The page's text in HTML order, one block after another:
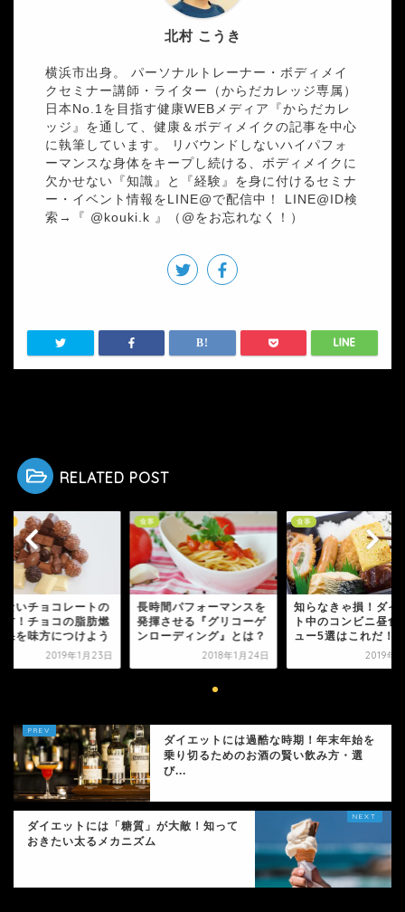
北村 こうき
横浜市出身。 パーソナルトレーナー・ボディメイ
クセミナー講師・ライター（からだカレッジ専属）
日本No.1を目指す健康WEBメディア『からだカレ
ッジ』を通して、健康＆ボディメイクの記事を中心
に執筆しています。 リバウンドしないハイパフォ
ーマンスな身体をキープし続ける、ボディメイクに
欠かせない『知識』と『経験』を身に付けるセミナ
ー・イベント情報をLINE@で配信中！ LINE@ID検
索→『 @kouki.k 』（@をお忘れなく！）
RELATED POST
ないチョコレートの
方！チョコの脂肪燃
果を味方につけよう
2019年1月23日
食事
長時間パフォーマンスを
発揮させる『グリコーゲ
ンローディング』とは？
2018年1月24日
食事
知らなきゃ損！ダイ
ト中のコンビニ昼食
ュー5選はこれだ！
2019年4
ダイエットには過酷な時期！年末年始を
乗り切るためのお酒の賢い飲み方・選
び...
ダイエットには「糖質」が大敵！知って
おきたい太るメカニズム